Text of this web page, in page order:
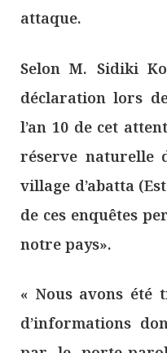
attaque.
Selon M. Sidiki
déclaration lors
l’an 10 de cet
réserve naturelle
village d’abatta
de ces enquêtes
notre pays».
« Nous avons été
d’informations